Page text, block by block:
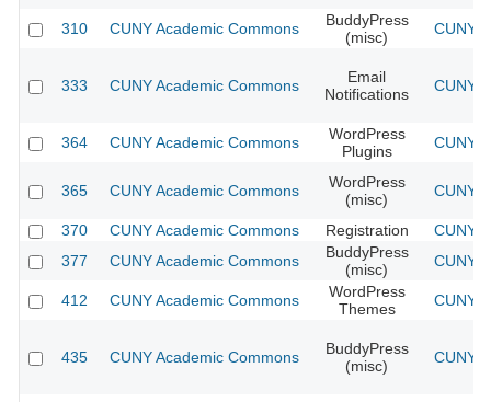
310 CUNY Academic Commons
BuddyPress
(misc)
CUNY
333 CUNY Academic Commons
Email
Notifications
CUNY
364 CUNY Academic Commons
WordPress
Plugins
CUNY
365 CUNY Academic Commons
WordPress
(misc)
CUNY
370 CUNY Academic Commons Registration
CUNY
377
CUNY Academic Commons
BuddyPress
(misc)
CUNY
412 CUNY Academic Commons
WordPress
Themes
CUNY
435 CUNY Academic Commons
BuddyPress
(misc)
CUNY